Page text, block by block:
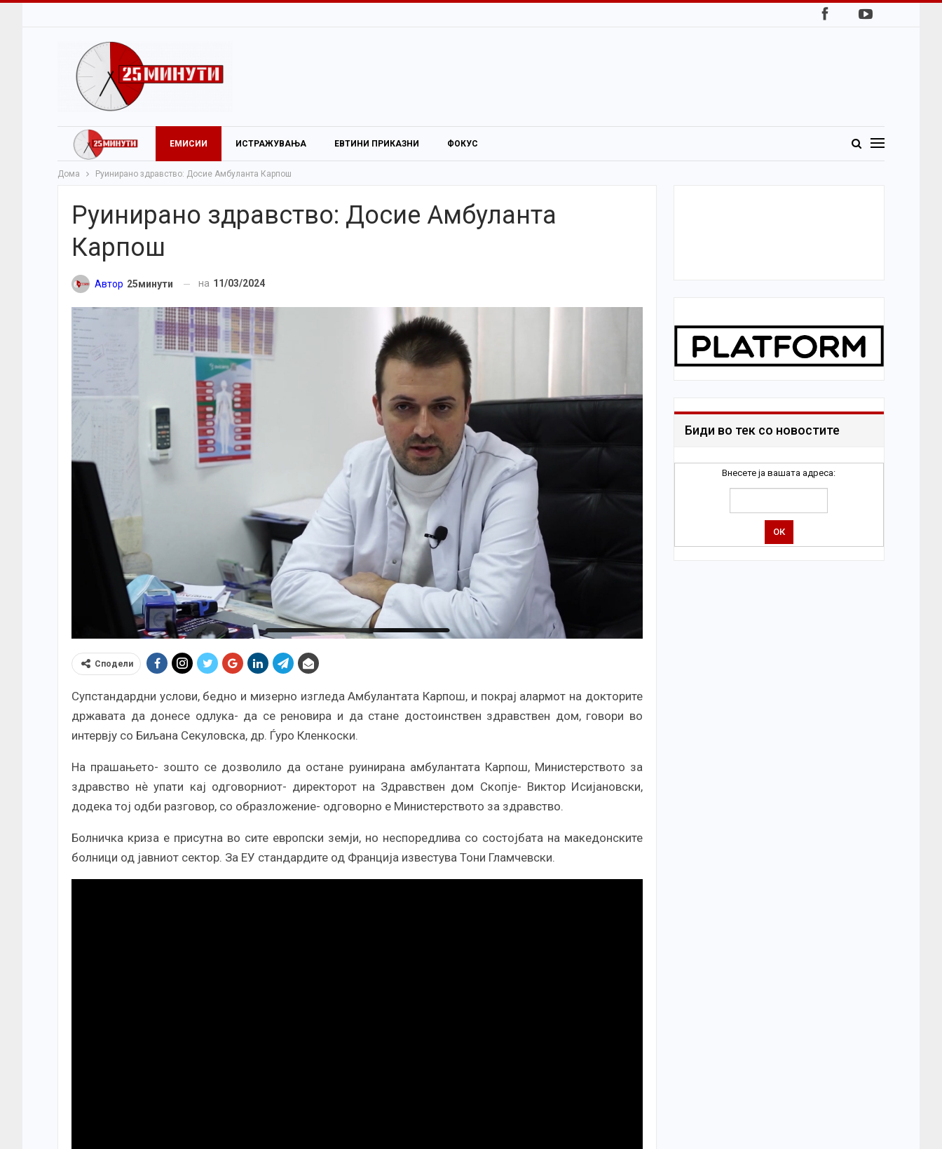
ЕМИСИИ ИСТРАЖУВАЊА ЕВТИНИ ПРИКАЗНИ ФОКУС
Дома Руинирано здравство: Досие Амбуланта Карпош
Руинирано здравство: Досие Амбуланта
Карпош
Автор 25минути на 11/03/2024
Сподели
Супстандардни услови, бедно и мизерно изгледа Амбулантата Карпош, и покрај алармот на докторите
државата да донесе одлука- да се реновира и да стане достоинствен здравствен дом, говори во
интервју со Биљана Секуловска, др. Ѓуро Кленкоски.
На прашањето- зошто се дозволило да остане руинирана амбулантата Карпош, Министерството за
здравство нѐ упати кај одговорниот- директорот на Здравствен дом Скопје- Виктор Исијановски,
додека тој одби разговор, со образложение- одговорно е Министерството за здравство.
Болничка криза e присутна во сите европски земји, но неспоредлива со состојбата на македонските
болници од јавниот сектор. За ЕУ стандардите од Франција известува Тони Гламчевски.
Биди во тек со новостите
Внесете ја вашата адреса: